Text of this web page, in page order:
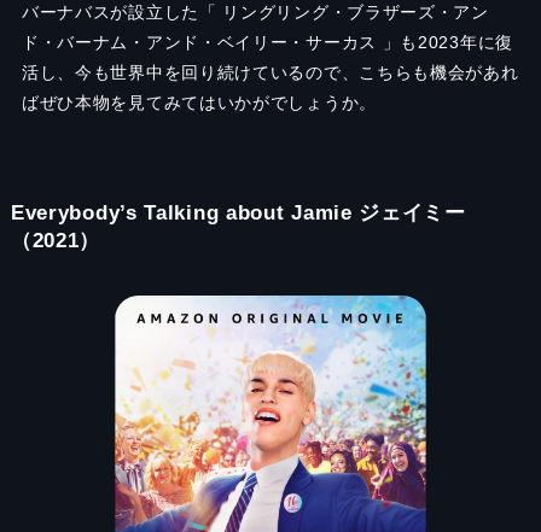
バーナバスが設立した「 リングリング・ブラザーズ・アン
ド・バーナム・アンド・ベイリー・サーカス 」も2023年に復
活し、今も世界中を回り続けているので、こちらも機会があれ
ばぜひ本物を見てみてはいかがでしょうか。
Everybody’s Talking about Jamie ジェイミー
（2021）